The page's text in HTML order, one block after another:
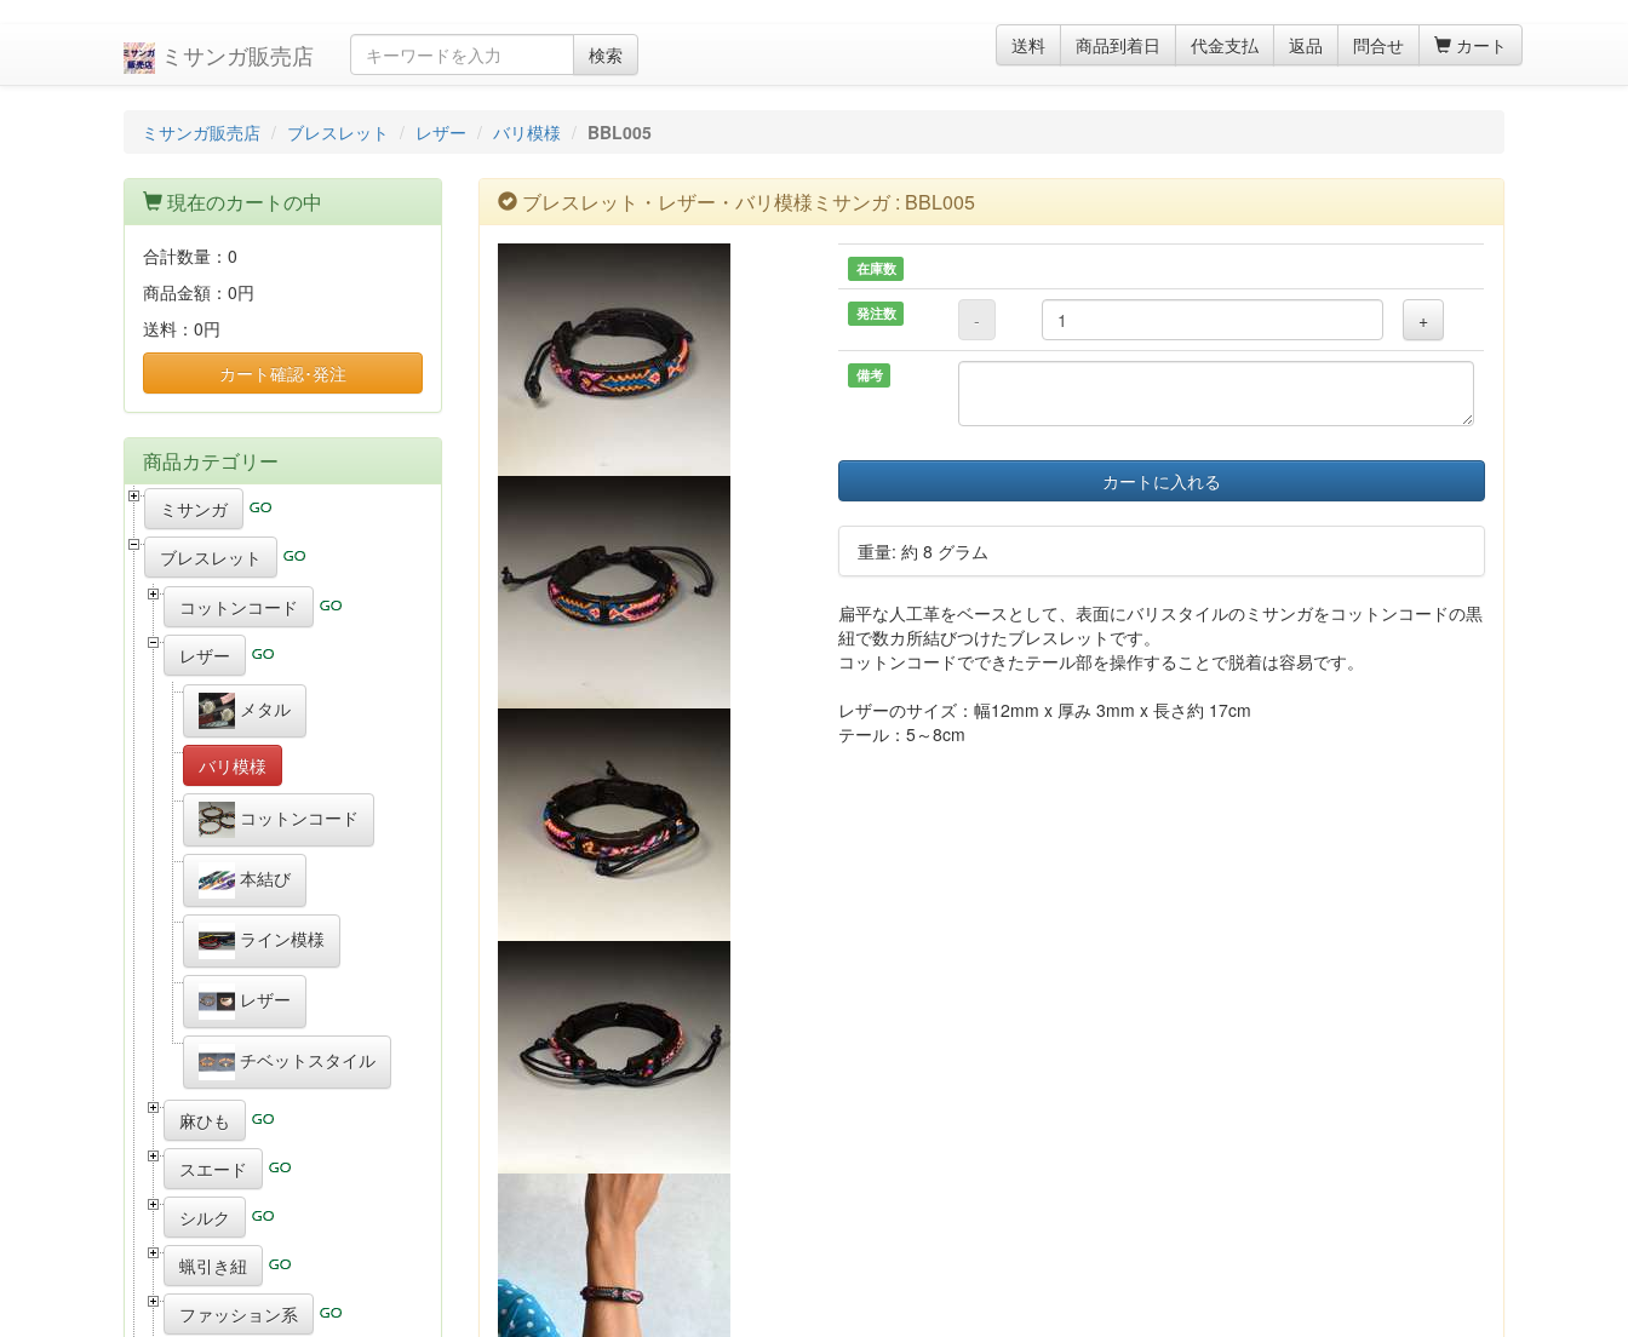
ミサンガ販売店 検索 送料 商品到着日 代金支払 返品 問合せ カート
ミサンガ販売店 ブレスレット レザー バリ模様 BBL005
ブレスレット・レザー・バリ模様ミサンガ : BBL005
在庫数
発注数 - +
備考
カートに入れる
重量: 約 8 グラム
扁平な人工革をベースとして、表面にバリスタイルのミサンガをコットンコードの黒
紐で数カ所結びつけたブレスレットです。
コットンコードでできたテール部を操作することで脱着は容易です。
レザーのサイズ：幅12mm x 厚み 3mm x 長さ約 17cm
テール：5～8cm
現在のカートの中
合計数量： 0
商品金額： 0円
送料： 0円
カート確認･発注
商品カテゴリー
ミサンガ
ブレスレット
コットンコード
レザー
メタル
バリ模様
コットンコード
本結び
ライン模様
レザー
チベットスタイル
麻ひも
スエード
シルク
蝋引き紐
ファッション系